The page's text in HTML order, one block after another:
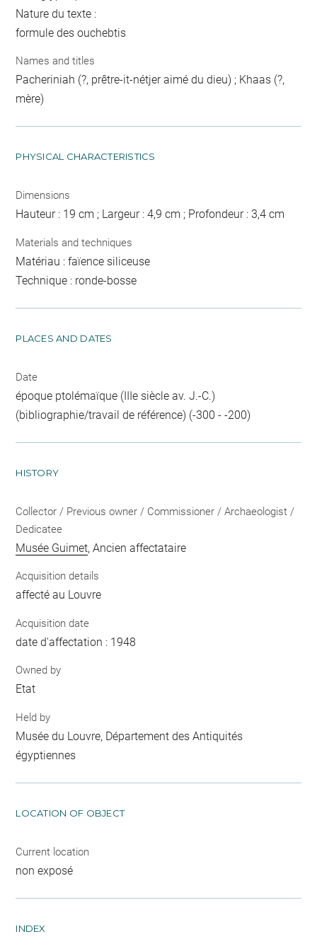
Nature du texte :
formule des ouchebtis
Names and titles
Pacheriniah (?, prêtre-it-nétjer aimé du dieu) ; Khaas (?,
mère)
PHYSICAL CHARACTERISTICS
Dimensions
Hauteur : 19 cm ; Largeur : 4,9 cm ; Profondeur : 3,4 cm
Materials and techniques
Matériau : faïence siliceuse
Technique : ronde-bosse
PLACES AND DATES
Date
époque ptolémaïque (IIIe siècle av. J.-C.)
(bibliographie/travail de référence) (-300 - -200)
HISTORY
Collector / Previous owner / Commissioner / Archaeologist /
Dedicatee
Musée Guimet, Ancien affectataire
Acquisition details
affecté au Louvre
Acquisition date
date d'affectation : 1948
Owned by
Etat
Held by
Musée du Louvre, Département des Antiquités
égyptiennes
LOCATION OF OBJECT
Current location
non exposé
INDEX